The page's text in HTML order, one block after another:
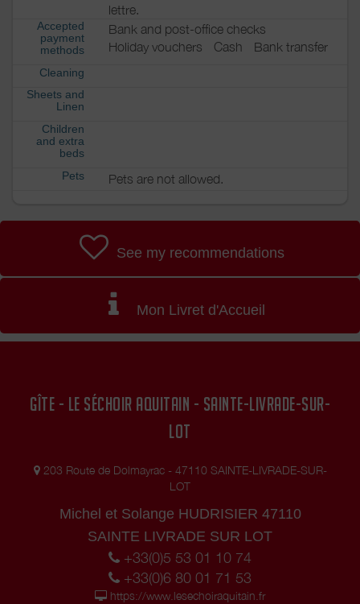
lettre.
Accepted
payment
methods
Bank and post-office checks
Holiday vouchers
Cash Bank transfer
Cleaning
Sheets and
Linen
Children
and extra
beds
Pets
Pets are not allowed.
See my recommendations
Mon Livret d'Accueil
GÎTE - LE SÉCHOIR AQUITAIN - SAINTE-LIVRADE-SUR-
LOT
203 Route de Dolmayrac - 47110 SAINTE-LIVRADE-SUR-
LOT
Michel et Solange HUDRISIER 47110
SAINTE LIVRADE SUR LOT
+33(0)5 53 01 10 74
+33(0)6 80 01 71 53
https://www.lesechoiraquitain.fr